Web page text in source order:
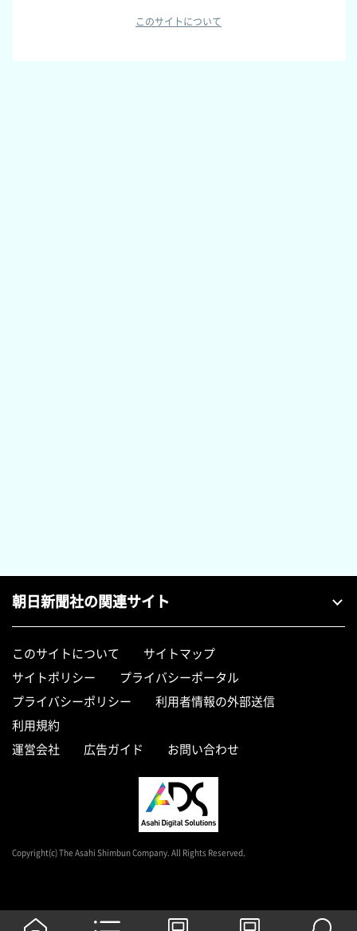
このサイトについて
朝日新聞社の関連サイト
このサイトについて
サイトマップ
サイトポリシー
プライバシーポータル
プライバシーポリシー
利用者情報の外部送信
利用規約
運営会社
広告ガイド お問い合わせ
Copyright(c) The Asahi Shimbun Company. All Rights Reserved.